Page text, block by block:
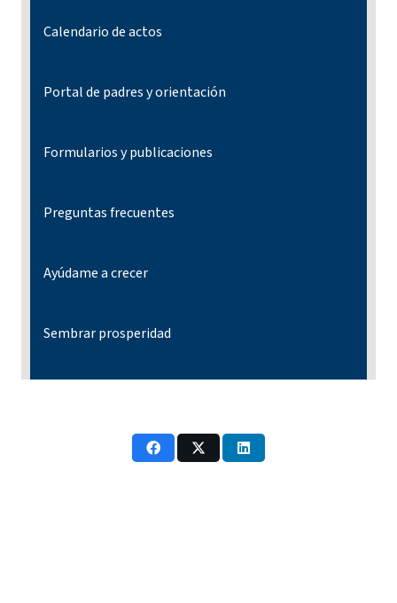
Calendario de actos
Portal de padres y orientación
Formularios y publicaciones
Preguntas frecuentes
Ayúdame a crecer
Sembrar prosperidad